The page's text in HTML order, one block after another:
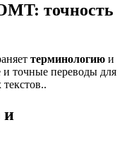
точность
терминологию и
и точные переводы для
и